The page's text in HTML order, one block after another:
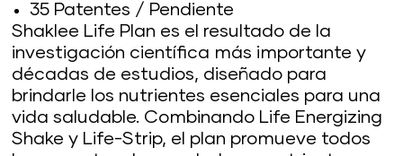
35 Patentes / Pendiente
Shaklee Life Plan es el resultado de la
investigación científica más importante y
décadas de estudios, diseñado para
brindarle los nutrientes esenciales para una
vida saludable. Combinando Life Energizing
Shake y Life-Strip, el plan promueve todos